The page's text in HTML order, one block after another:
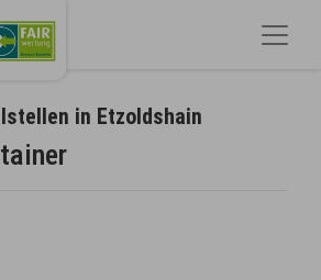
in Etzoldshain